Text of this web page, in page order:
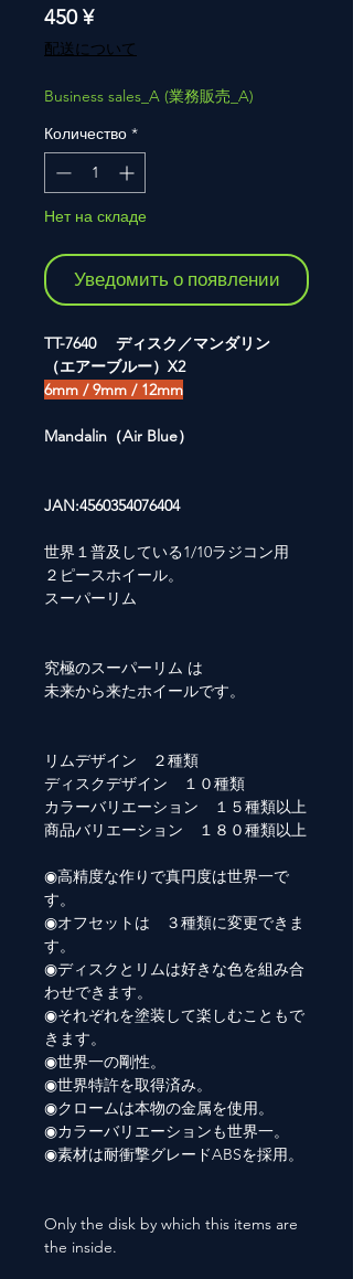
450 ¥Цена
配送について
Business sales_A (業務販売_A)
Количество *
Нет на складе
Уведомить о появлении
TT-7640 ディスク／マンダリン
（エアーブルー）X2
6mm / 9mm / 12mm
Mandalin（Air Blue）
JAN:4560354076404
世界１普及している1/10ラジコン用
２ピースホイール。
スーパーリム
究極のスーパーリム は
未来から来たホイールです。
リムデザイン ２種類
ディスクデザイン １０種類
カラーバリエーション １５種類以上
商品バリエーション １８０種類以上
◉高精度な作りで真円度は世界一で
す。
◉オフセットは ３種類に変更できま
す。
◉ディスクとリムは好きな色を組み合
わせできます。
◉それぞれを塗装して楽しむこともで
きます。
◉世界一の剛性。
◉世界特許を取得済み。
◉クロームは本物の金属を使用。
◉カラーバリエーションも世界一。
◉素材は耐衝撃グレードABSを採用。
Only the disk by which this items are
the inside.